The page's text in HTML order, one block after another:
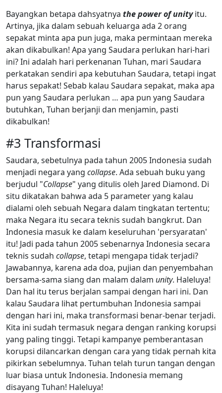
Bayangkan betapa dahsyatnya the power of unityitu.
Artinya, jika dalam sebuah keluarga ada 2 orang
sepakat minta apa pun juga, maka permintaan mereka
akan dikabulkan! Apa yang Saudara perlukan hari-hari
ini? Ini adalah hari perkenanan Tuhan, mari Saudara
perkatakan sendiri apa kebutuhan Saudara, tetapi ingat
harus sepakat! Sebab kalau Saudara sepakat, maka apa
pun yang Saudara perlukan … apa pun yang Saudara
butuhkan, Tuhan berjanji dan menjamin, pasti
dikabulkan!
#3 Transformasi
Saudara, sebetulnya pada tahun 2005 Indonesia sudah
menjadi negara yang collapse. Ada sebuah buku yang
berjudul "Collapse" yang ditulis oleh Jared Diamond. Di
situ dikatakan bahwa ada 5 parameter yang kalau
dialami oleh sebuah Negara dalam tingkatan tertentu;
maka Negara itu secara teknis sudah bangkrut. Dan
Indonesia masuk ke dalam keseluruhan 'persyaratan'
itu! Jadi pada tahun 2005 sebenarnya Indonesia secara
teknis sudah collapse, tetapi mengapa tidak terjadi?
Jawabannya, karena ada doa, pujian dan penyembahan
bersama-sama siang dan malam dalam unity. Haleluya!
Dan hal itu terus berjalan sampai dengan hari ini. Dan
kalau Saudara lihat pertumbuhan Indonesia sampai
dengan hari ini, maka transformasi benar-benar terjadi.
Kita ini sudah termasuk negara dengan ranking korupsi
yang paling tinggi. Tetapi kampanye pemberantasan
korupsi dilancarkan dengan cara yang tidak pernah kita
pikirkan sebelumnya. Tuhan telah turun tangan dengan
luar biasa untuk Indonesia. Indonesia memang
disayang Tuhan! Haleluya!